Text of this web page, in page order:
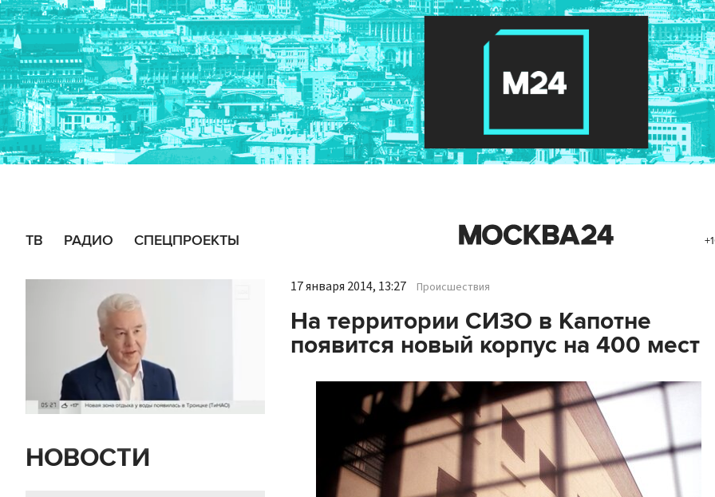
ТВ РАДИО СПЕЦПРОЕКТЫ
НОВОСТИ
17 января 2014, 13:27 Происшествия
На территории СИЗО в Капотне
появится новый корпус на 400 мест